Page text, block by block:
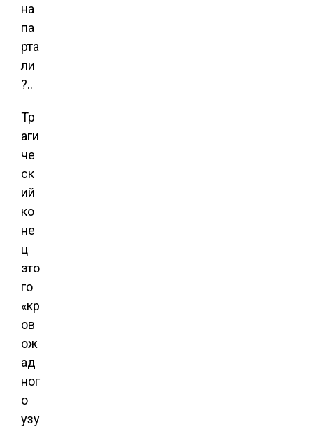
на
па
рта
ли
?..
Тр
аги
че
ск
ий
ко
не
ц
это
го
«кр
ов
ож
ад
ног
о
узу